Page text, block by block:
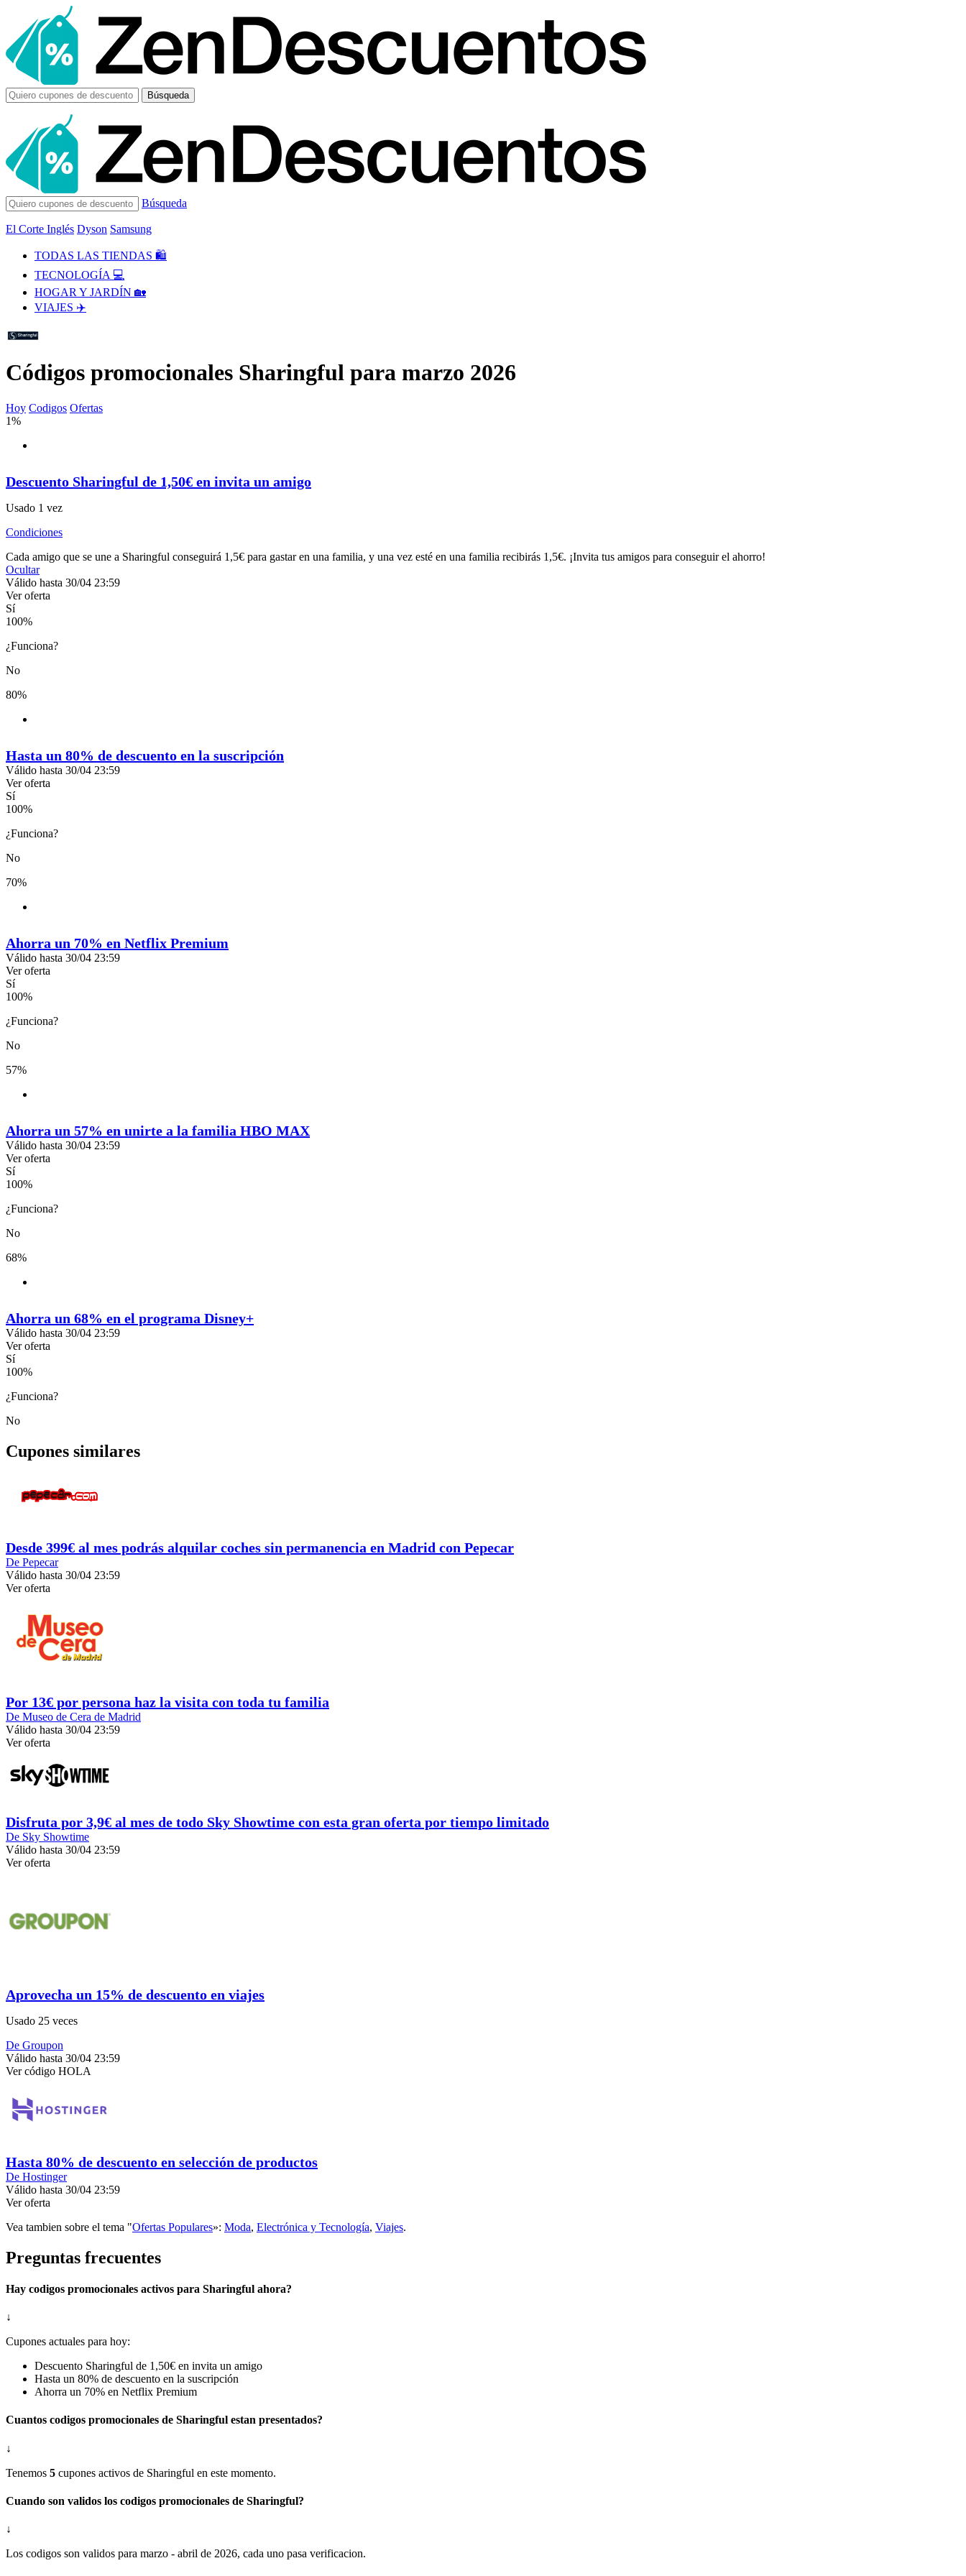
Búsqueda
Búsqueda
El Corte Inglés Dyson Samsung
TODAS LAS TIENDAS 🛍️
TECNOLOGÍA 💻
HOGAR Y JARDÍN 🏡
VIAJES ✈️
Códigos promocionales Sharingful para marzo 2026
Hoy Codigos Ofertas
1%
Descuento Sharingful de 1,50€ en invita un amigo
Usado 1 vez
Condiciones
Cada amigo que se une a Sharingful conseguirá 1,5€ para gastar en una familia, y una vez esté en una familia recibirás 1,5€. ¡Invita tus amigos para conseguir el ahorro!
Ocultar
Válido hasta 30/04 23:59
Ver oferta
Sí
100%
¿Funciona?
No
80%
Hasta un 80% de descuento en la suscripción
Válido hasta 30/04 23:59
Ver oferta
Sí
100%
¿Funciona?
No
70%
Ahorra un 70% en Netflix Premium
Válido hasta 30/04 23:59
Ver oferta
Sí
100%
¿Funciona?
No
57%
Ahorra un 57% en unirte a la familia HBO MAX
Válido hasta 30/04 23:59
Ver oferta
Sí
100%
¿Funciona?
No
68%
Ahorra un 68% en el programa Disney+
Válido hasta 30/04 23:59
Ver oferta
Sí
100%
¿Funciona?
No
Cupones similares
Desde 399€ al mes podrás alquilar coches sin permanencia en Madrid con Pepecar
De Pepecar
Válido hasta 30/04 23:59
Ver oferta
Por 13€ por persona haz la visita con toda tu familia
De Museo de Cera de Madrid
Válido hasta 30/04 23:59
Ver oferta
Disfruta por 3,9€ al mes de todo Sky Showtime con esta gran oferta por tiempo limitado
De Sky Showtime
Válido hasta 30/04 23:59
Ver oferta
Aprovecha un 15% de descuento en viajes
Usado 25 veces
De Groupon
Válido hasta 30/04 23:59
Ver código HOLA
Hasta 80% de descuento en selección de productos
De Hostinger
Válido hasta 30/04 23:59
Ver oferta
Vea tambien sobre el tema "Ofertas Populares»: Moda, Electrónica y Tecnología, Viajes.
Preguntas frecuentes
Hay codigos promocionales activos para Sharingful ahora?
↓
Cupones actuales para hoy:
Descuento Sharingful de 1,50€ en invita un amigo
Hasta un 80% de descuento en la suscripción
Ahorra un 70% en Netflix Premium
Cuantos codigos promocionales de Sharingful estan presentados?
↓
Tenemos 5 cupones activos de Sharingful en este momento.
Cuando son validos los codigos promocionales de Sharingful?
↓
Los codigos son validos para marzo - abril de 2026, cada uno pasa verificacion.